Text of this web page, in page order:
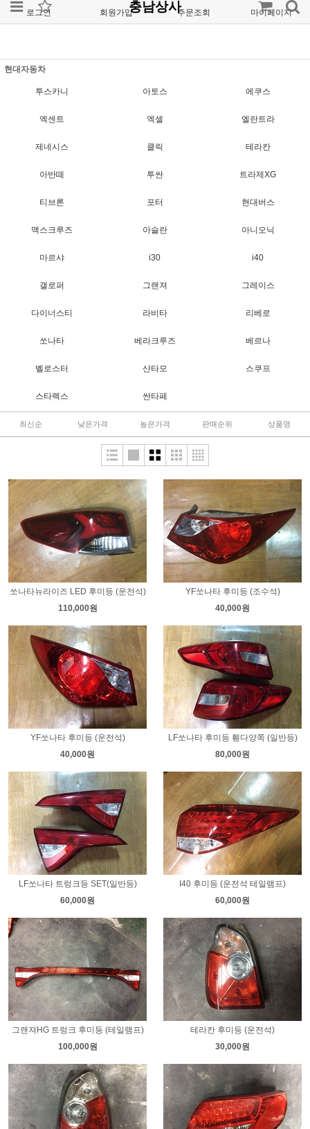
로그인 회원가입 주문조회 마이페이지
충남상사
현대자동차
투스카니 아토스 에쿠스
엑센트 엑셀 엘란트라
제네시스 클릭 테라칸
아반떼 투싼 트라제XG
티브론 포터 현대버스
맥스크루즈 아슬란 아니오닉
마르샤 i30 i40
갤로퍼 그랜져 그레이스
다이너스티 라비타 리베로
쏘나타 베라크루즈 베르나
벨로스터 산타모 스쿠프
스타렉스 싼타페
최신순 낮은가격 높은가격 판매순위 상품명
쏘나타뉴라이즈 LED 후미등 (운전석)
110,000원
YF쏘나타 후미등 (조수석)
40,000원
YF쏘나타 후미등 (운전석)
40,000원
LF쏘나타 후미등 휀다양쪽 (일반등)
80,000원
LF쏘나타 트렁크등 SET(일반등)
60,000원
I40 후미등 (운전석 테일램프)
60,000원
그랜져HG 트렁크 후미등 (테일램프)
100,000원
테라칸 후미등 (운전석)
30,000원